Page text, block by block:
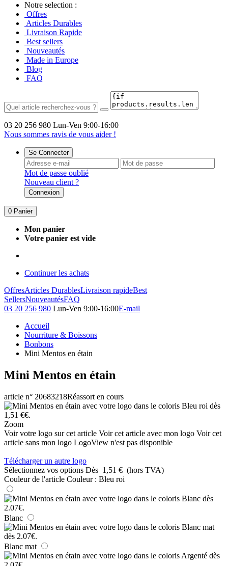
Notre selection :
Offres
Articles Durables
Livraison Rapide
Best sellers
Nouveautés
Made in Europe
Blog
FAQ
03 20 256 980 Lun-Ven 9:00-16:00
Nous sommes ravis de vous aider !
Se Connecter
Mot de passe oublié
Nouveau client ?
Connexion
0 Panier
Mon panier
Votre panier est vide
Continuer les achats
OffresArticles DurablesLivraison rapideBest
SellersNouveautésFAQ
03 20 256 980 Lun-Ven 9:00-16:00E-mail
Accueil
Nourriture & Boissons
Bonbons
Mini Mentos en étain
Mini Mentos en étain
article n° 20683218Réassort en cours
Zoom
Voir votre logo sur cet article Voir cet article avec mon logo Voir cet
article sans mon logo LogoView n'est pas disponible
Télécharger un autre logo
Sélectionnez vos options Dès 1,51 € (hors TVA)
Couleur de l'article Couleur : Bleu roi
Blanc
Blanc mat